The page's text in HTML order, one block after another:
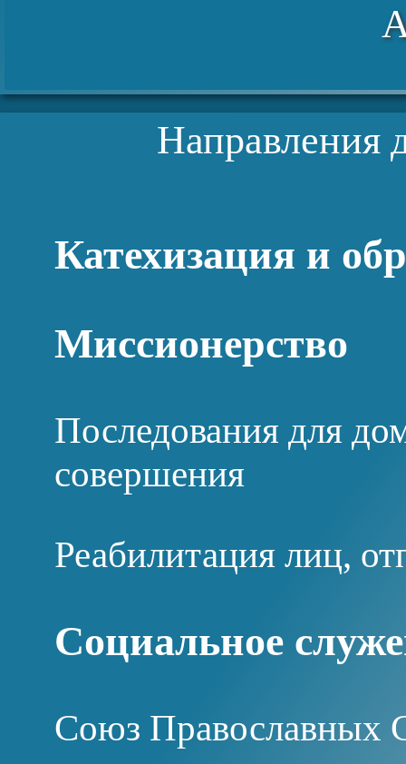
Направления
Катехизация и
Миссионерство
Последования для
совершения
Реабилитация лиц,
Социальное
Союз Православных